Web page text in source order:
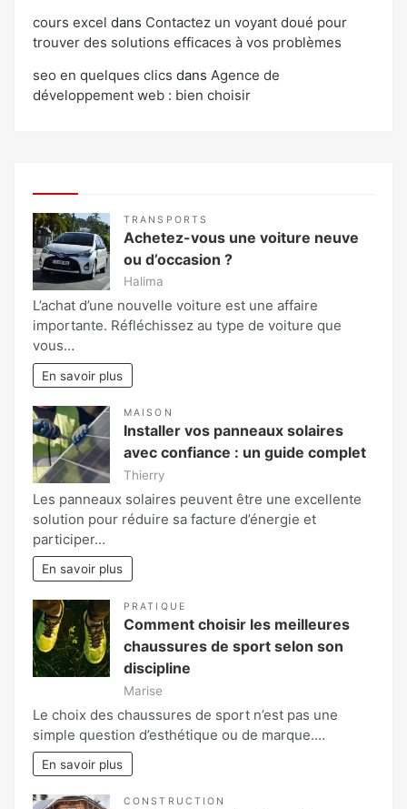
cours excel dans Contactez un voyant doué pour
trouver des solutions efficaces à vos problèmes
seo en quelques clics dans Agence de
développement web : bien choisir
TRANSPORTS
Achetez-vous une voiture neuve
ou d’occasion ?
Halima
L’achat d’une nouvelle voiture est une affaire
importante. Réfléchissez au type de voiture que
vous…
En savoir plus
MAISON
Installer vos panneaux solaires
avec confiance : un guide complet
Thierry
Les panneaux solaires peuvent être une excellente
solution pour réduire sa facture d’énergie et
participer…
En savoir plus
PRATIQUE
Comment choisir les meilleures
chaussures de sport selon son
discipline
Marise
Le choix des chaussures de sport n’est pas une
simple question d’esthétique ou de marque.…
En savoir plus
CONSTRUCTION